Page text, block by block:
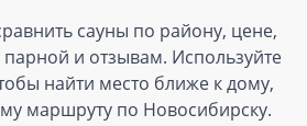
сауны по району, цене,
и отзывам. Используйте
найти место ближе к дому,
маршруту по Новосибирску.